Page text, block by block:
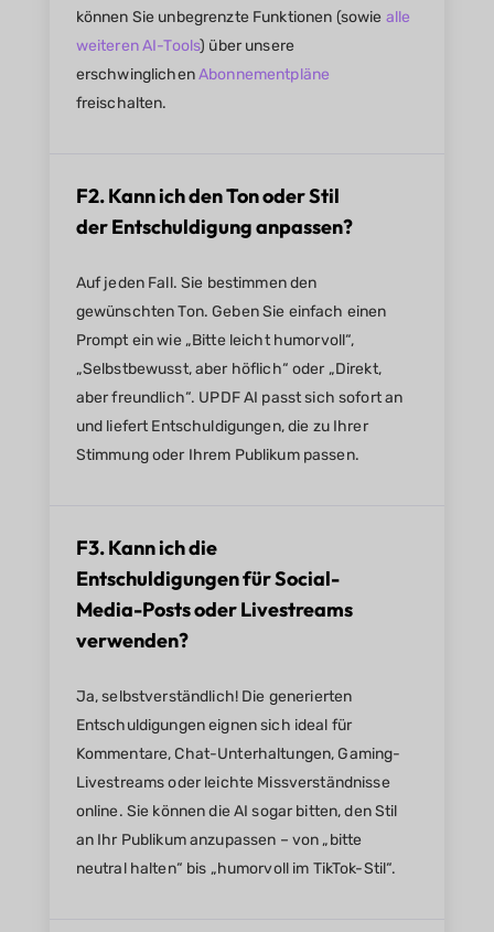
können Sie unbegrenzte Funktionen (sowie alle
weiteren AI-Tools) über unsere
erschwinglichenAbonnementpläne
freischalten.
F2. Kann ich den Ton oder Stil
der Entschuldigung anpassen?
Auf jeden Fall. Sie bestimmen den
gewünschten Ton. Geben Sie einfach einen
Prompt ein wie „Bitte leicht humorvoll“,
„Selbstbewusst, aber höflich“ oder „Direkt,
aber freundlich“. UPDF AI passt sich sofort an
und liefert Entschuldigungen, die zu Ihrer
Stimmung oder Ihrem Publikum passen.
F3. Kann ich die
Entschuldigungen für Social-
Media-Posts oder Livestreams
verwenden?
Ja, selbstverständlich! Die generierten
Entschuldigungen eignen sich ideal für
Kommentare, Chat-Unterhaltungen, Gaming-
Livestreams oder leichte Missverständnisse
online. Sie können die AI sogar bitten, den Stil
an Ihr Publikum anzupassen – von „bitte
neutral halten“ bis „humorvoll im TikTok-Stil“.